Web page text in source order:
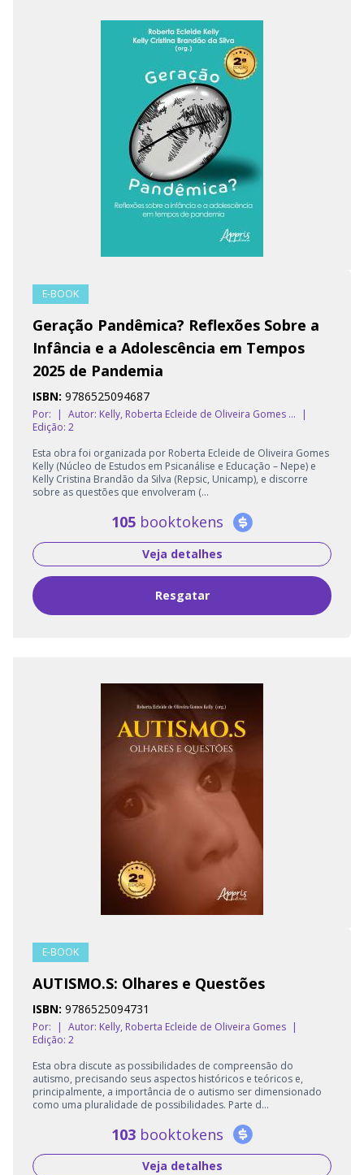
E-BOOK
Geração Pandêmica? Reflexões Sobre a
Infância e a Adolescência em Tempos
2025 de Pandemia
ISBN: 9786525094687
Por: | Autor: Kelly, Roberta Ecleide de Oliveira Gomes ...
|
Edição: 2
Esta obra foi organizada por Roberta Ecleide de Oliveira Gomes
Kelly (Núcleo de Estudos em Psicanálise e Educação – Nepe) e
Kelly Cristina Brandão da Silva (Repsic, Unicamp), e discorre
sobre as questões que envolveram (...
105 booktokens
Veja detalhes
Resgatar
E-BOOK
AUTISMO.S: Olhares e Questões
ISBN: 9786525094731
Por: | Autor: Kelly, Roberta Ecleide de Oliveira Gomes |
Edição: 2
Esta obra discute as possibilidades de compreensão do
autismo, precisando seus aspectos históricos e teóricos e,
principalmente, a importância de o autismo ser dimensionado
como uma pluralidade de possibilidades. Parte d...
103 booktokens
Veja detalhes